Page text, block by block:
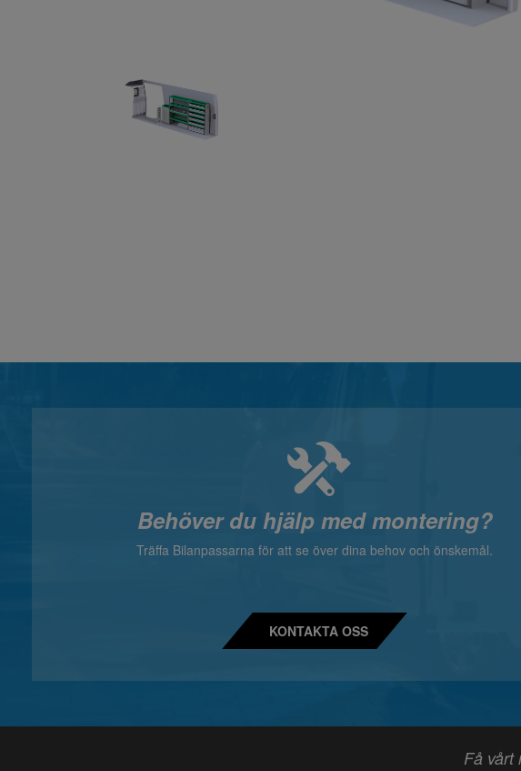
Behöver du hjälp med montering?
Träffa Bilanpassarna för att se över dina behov och önskemål.
KONTAKTA OSS
Få vårt